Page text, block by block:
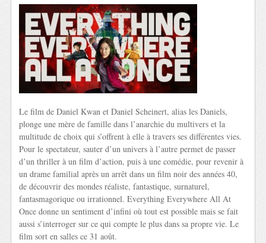
Le film de Daniel Kwan et Daniel Scheinert, alias les Daniels,
plonge une mère de famille dans l’anarchie du multivers et la
multitude de choix qui s’offrent à elle à travers ses différentes vies.
Pour le spectateur, sauter d’un univers à l’autre permet de passer
d’un thriller à un film d’action, puis à une comédie, pour revenir à
un drame familial après un arrêt dans un film noir des années 40,
de découvrir des mondes réaliste, fantastique, surnaturel,
fantasmagorique ou irrationnel. Everything Everywhere All At
Once donne un sentiment d’infini où tout est possible mais se fait
aussi s’interroger sur ce qui compte le plus dans sa propre vie. Le
film sort en salles ce 31 août.